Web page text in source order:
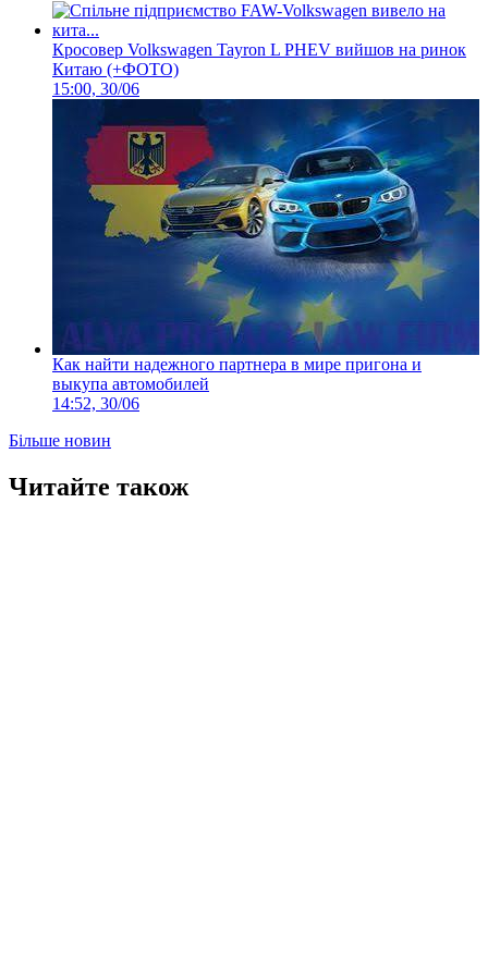
Кросовер Volkswagen Tayron L PHEV вийшов на ринок
Китаю (+ФОТО)
15:00, 30/06
Как найти надежного партнера в мире пригона и
выкупа автомобилей
14:52, 30/06
Більше новин
Читайте також